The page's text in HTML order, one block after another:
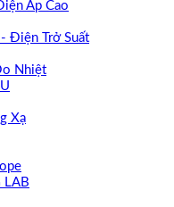
Áp Cao
Điện Trở Suất
Nhiệt
Xạ
LAB